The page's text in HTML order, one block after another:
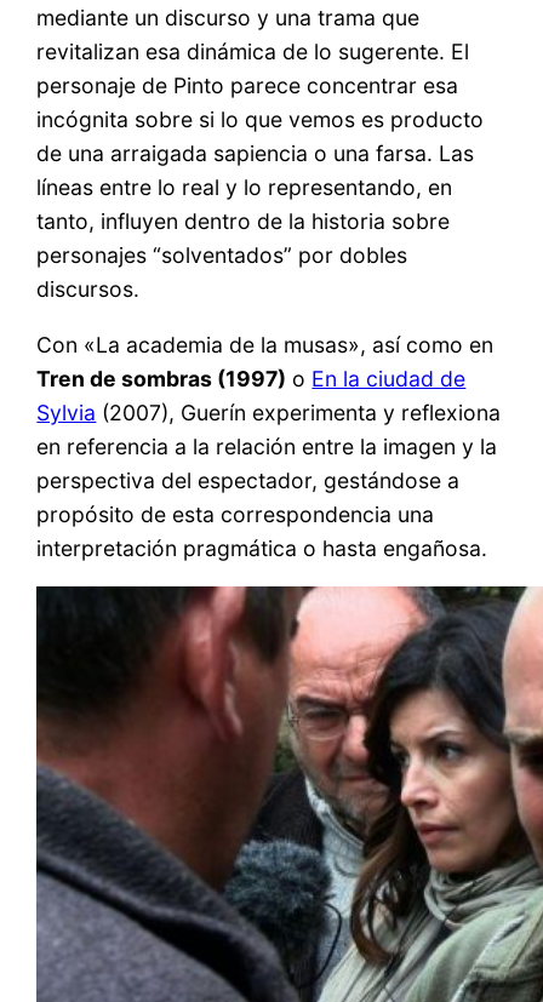
mediante un discurso y una trama que
revitalizan esa dinámica de lo sugerente. El
personaje de Pinto parece concentrar esa
incógnita sobre si lo que vemos es producto
de una arraigada sapiencia o una farsa. Las
líneas entre lo real y lo representando, en
tanto, influyen dentro de la historia sobre
personajes “solventados” por dobles
discursos.
Con «La academia de la musas», así como en
Tren de sombras (1997) o En la ciudad de
Sylvia (2007), Guerín experimenta y reflexiona
en referencia a la relación entre la imagen y la
perspectiva del espectador, gestándose a
propósito de esta correspondencia una
interpretación pragmática o hasta engañosa.